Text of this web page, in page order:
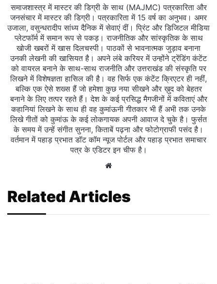
समाजशास्त्र में मास्टर की डिग्री के साथ (MAJMC) पत्रकारिता और
जनसंचार में मास्टर की डिग्री। पत्रकारिता में 15 वर्ष का अनुभव। अमर
उजाला, वसुन्धरादीप सांध्य दैनिक में सेवाएं दीं। प्रिंट और डिजिटल मीडिया
प्लेटफॉर्म में समान रूप से पकड़। राजनीतिक और सांस्कृतिक के साथ
खोजी खबरों में खास दिलचस्‍पी। पाठकों से भावनात्मक जुड़ाव बनाना
उनकी लेखनी की खासियत है। अपने लंबे करियर में उन्होंने ट्रेंडिंग कंटेंट
को वायरल बनाने के साथ-साथ राजनीति और उत्तराखंड की संस्कृति पर
लिखने में विशेषज्ञता हासिल की है। वह सिर्फ एक कंटेंट क्रिएटर ही नहीं,
बल्कि एक ऐसे शख्स हैं जो हमेशा कुछ नया सीखने और ख़ुद को बेहतर
बनाने के लिए तत्पर रहते हैं। देश के कई प्रसिद्ध मैगजीनों में कविताएं और
कहानियां लिखने के साथ ही वह कुमांऊनी गीतकार भी हैं अभी तक उनके
लिखे गीतों को कुमांऊ के कई लोकगायक अपनी आवाज दे चुके है। फुर्सत
के समय में उन्हें संगीत सुनना, किताबें पढ़ना और फोटोग्राफी पसंद है।
वर्तमान में पहाड़ प्रभात डॉट कॉम न्यूज पोर्टल और पहाड़ प्रभात समाचार
पत्र के एडिटर इन चीफ है।
Website
Related Articles